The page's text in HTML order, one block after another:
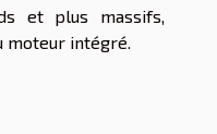
et plus massifs,
moteur intégré.